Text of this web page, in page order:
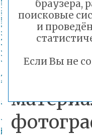
дней.
браузера,
поисковые
и
Если Вы не